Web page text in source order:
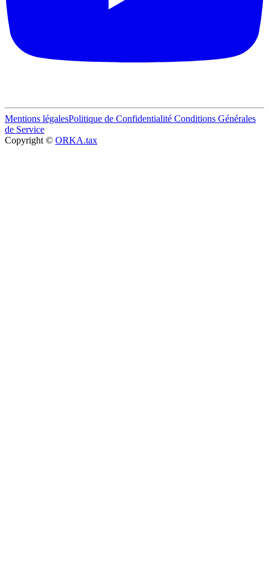
Mentions légalesPolitique de Confidentialité Conditions Générales
de Service
Copyright © ORKA.tax